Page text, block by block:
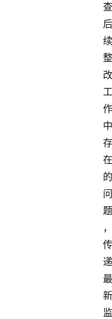
查
后
续
整
改
工
作
中
存
在
的
问
题
，
传
递
最
新
监